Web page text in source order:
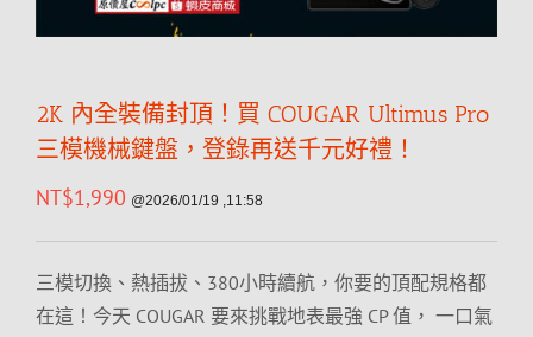
2K 內全裝備封頂！買 COUGAR Ultimus Pro
三模機械鍵盤，登錄再送千元好禮！
NT$1,990 @2026/01/19 ,11:58
三模切換、熱插拔、380小時續航，你要的頂配規格都
在這！今天 COUGAR 要來挑戰地表最強 CP 值， 一口氣